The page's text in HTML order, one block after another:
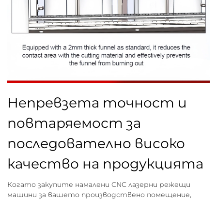
Непревзета точност и
повтаряемост за
последователно високо
качество на продукцията
Когато закупите намалени CNC лазерни режещи
машини за вашето производствено помещение,